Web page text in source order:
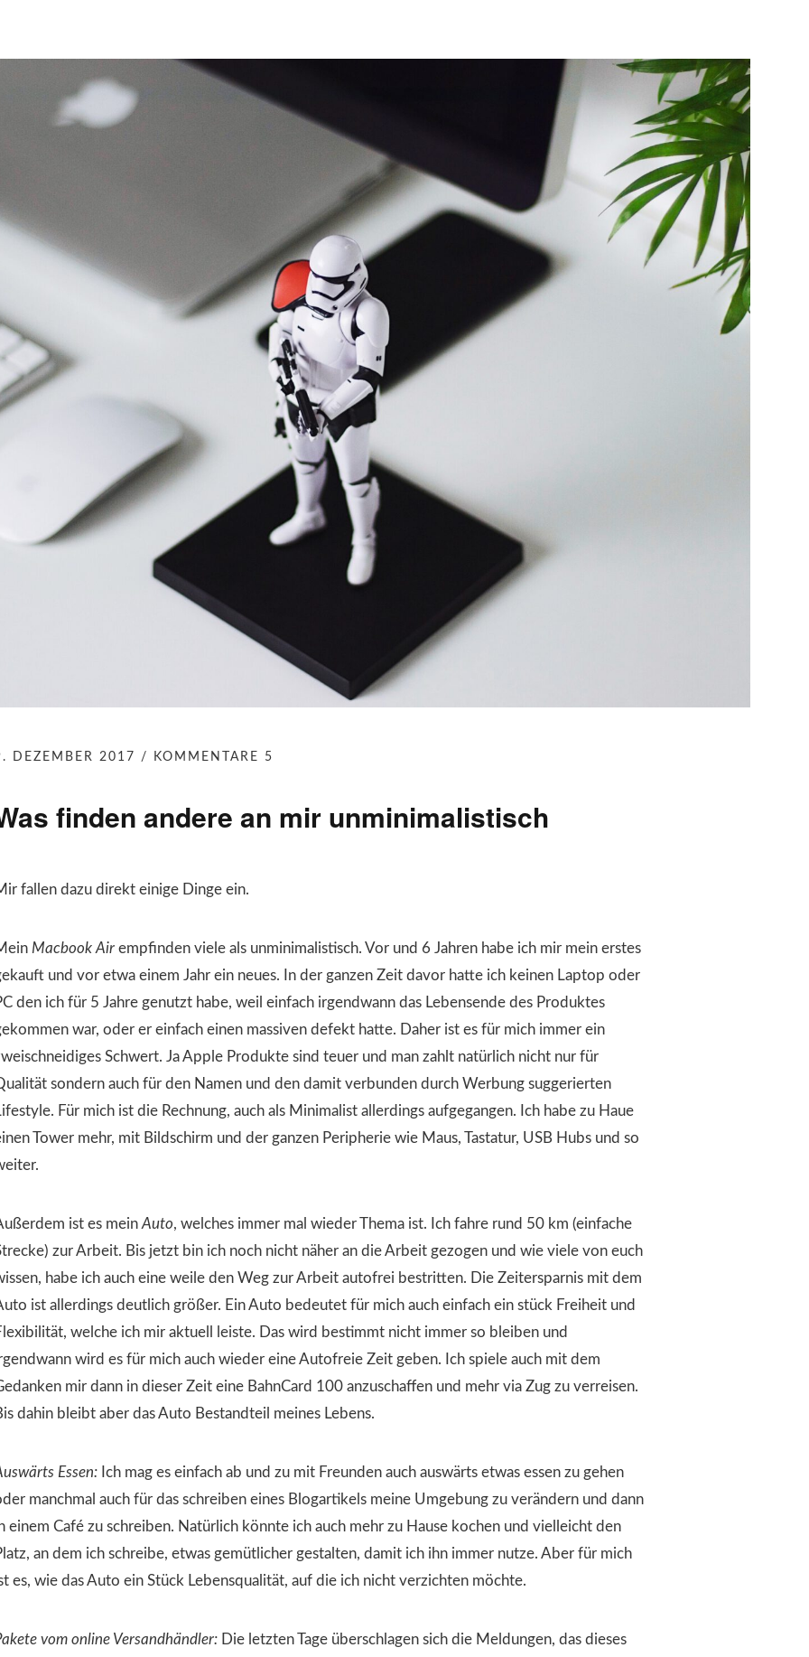
DEZEMBER 2017 KOMMENTARE 5
finden andere an mir unminimalistisch
fallen dazu direkt einige Dinge ein.
Macbook Airempfinden viele als unminimalistisch. Vor und 6 Jahren habe ich mir mein erstes
und vor etwa einem Jahr ein neues. In der ganzen Zeit davor hatte ich keinen Laptop oder
den ich für 5 Jahre genutzt habe, weil einfach irgendwann das Lebensende des Produktes
war, oder er einfach einen massiven defekt hatte. Daher ist es für mich immer ein
Schwert. Ja Apple Produkte sind teuer und man zahlt natürlich nicht nur für
sondern auch für den Namen und den damit verbunden durch Werbung suggerierten
Für mich ist die Rechnung, auch als Minimalist allerdings aufgegangen. Ich habe zu Haue
Tower mehr, mit Bildschirm und der ganzen Peripherie wie Maus, Tastatur, USB Hubs und so
ist es mein Auto, welches immer mal wieder Thema ist. Ich fahre rund 50 km (einfache
zur Arbeit. Bis jetzt bin ich noch nicht näher an die Arbeit gezogen und wie viele von euch
habe ich auch eine weile den Weg zur Arbeit autofrei bestritten. Die Zeitersparnis mit dem
ist allerdings deutlich größer. Ein Auto bedeutet für mich auch einfach ein stück Freiheit und
welche ich mir aktuell leiste. Das wird bestimmt nicht immer so bleiben und
wird es für mich auch wieder eine Autofreie Zeit geben. Ich spiele auch mit dem
mir dann in dieser Zeit eine BahnCard 100 anzuschaffen und mehr via Zug zu verreisen.
dahin bleibt aber das Auto Bestandteil meines Lebens.
Essen:Ich mag es einfach ab und zu mit Freunden auch auswärts etwas essen zu gehen
manchmal auch für das schreiben eines Blogartikels meine Umgebung zu verändern und dann
einem Café zu schreiben. Natürlich könnte ich auch mehr zu Hause kochen und vielleicht den
an dem ich schreibe, etwas gemütlicher gestalten, damit ich ihn immer nutze. Aber für mich
es, wie das Auto ein Stück Lebensqualität, auf die ich nicht verzichten möchte.
vom online Versandhändler: Die letzten Tage überschlagen sich die Meldungen, das dieses